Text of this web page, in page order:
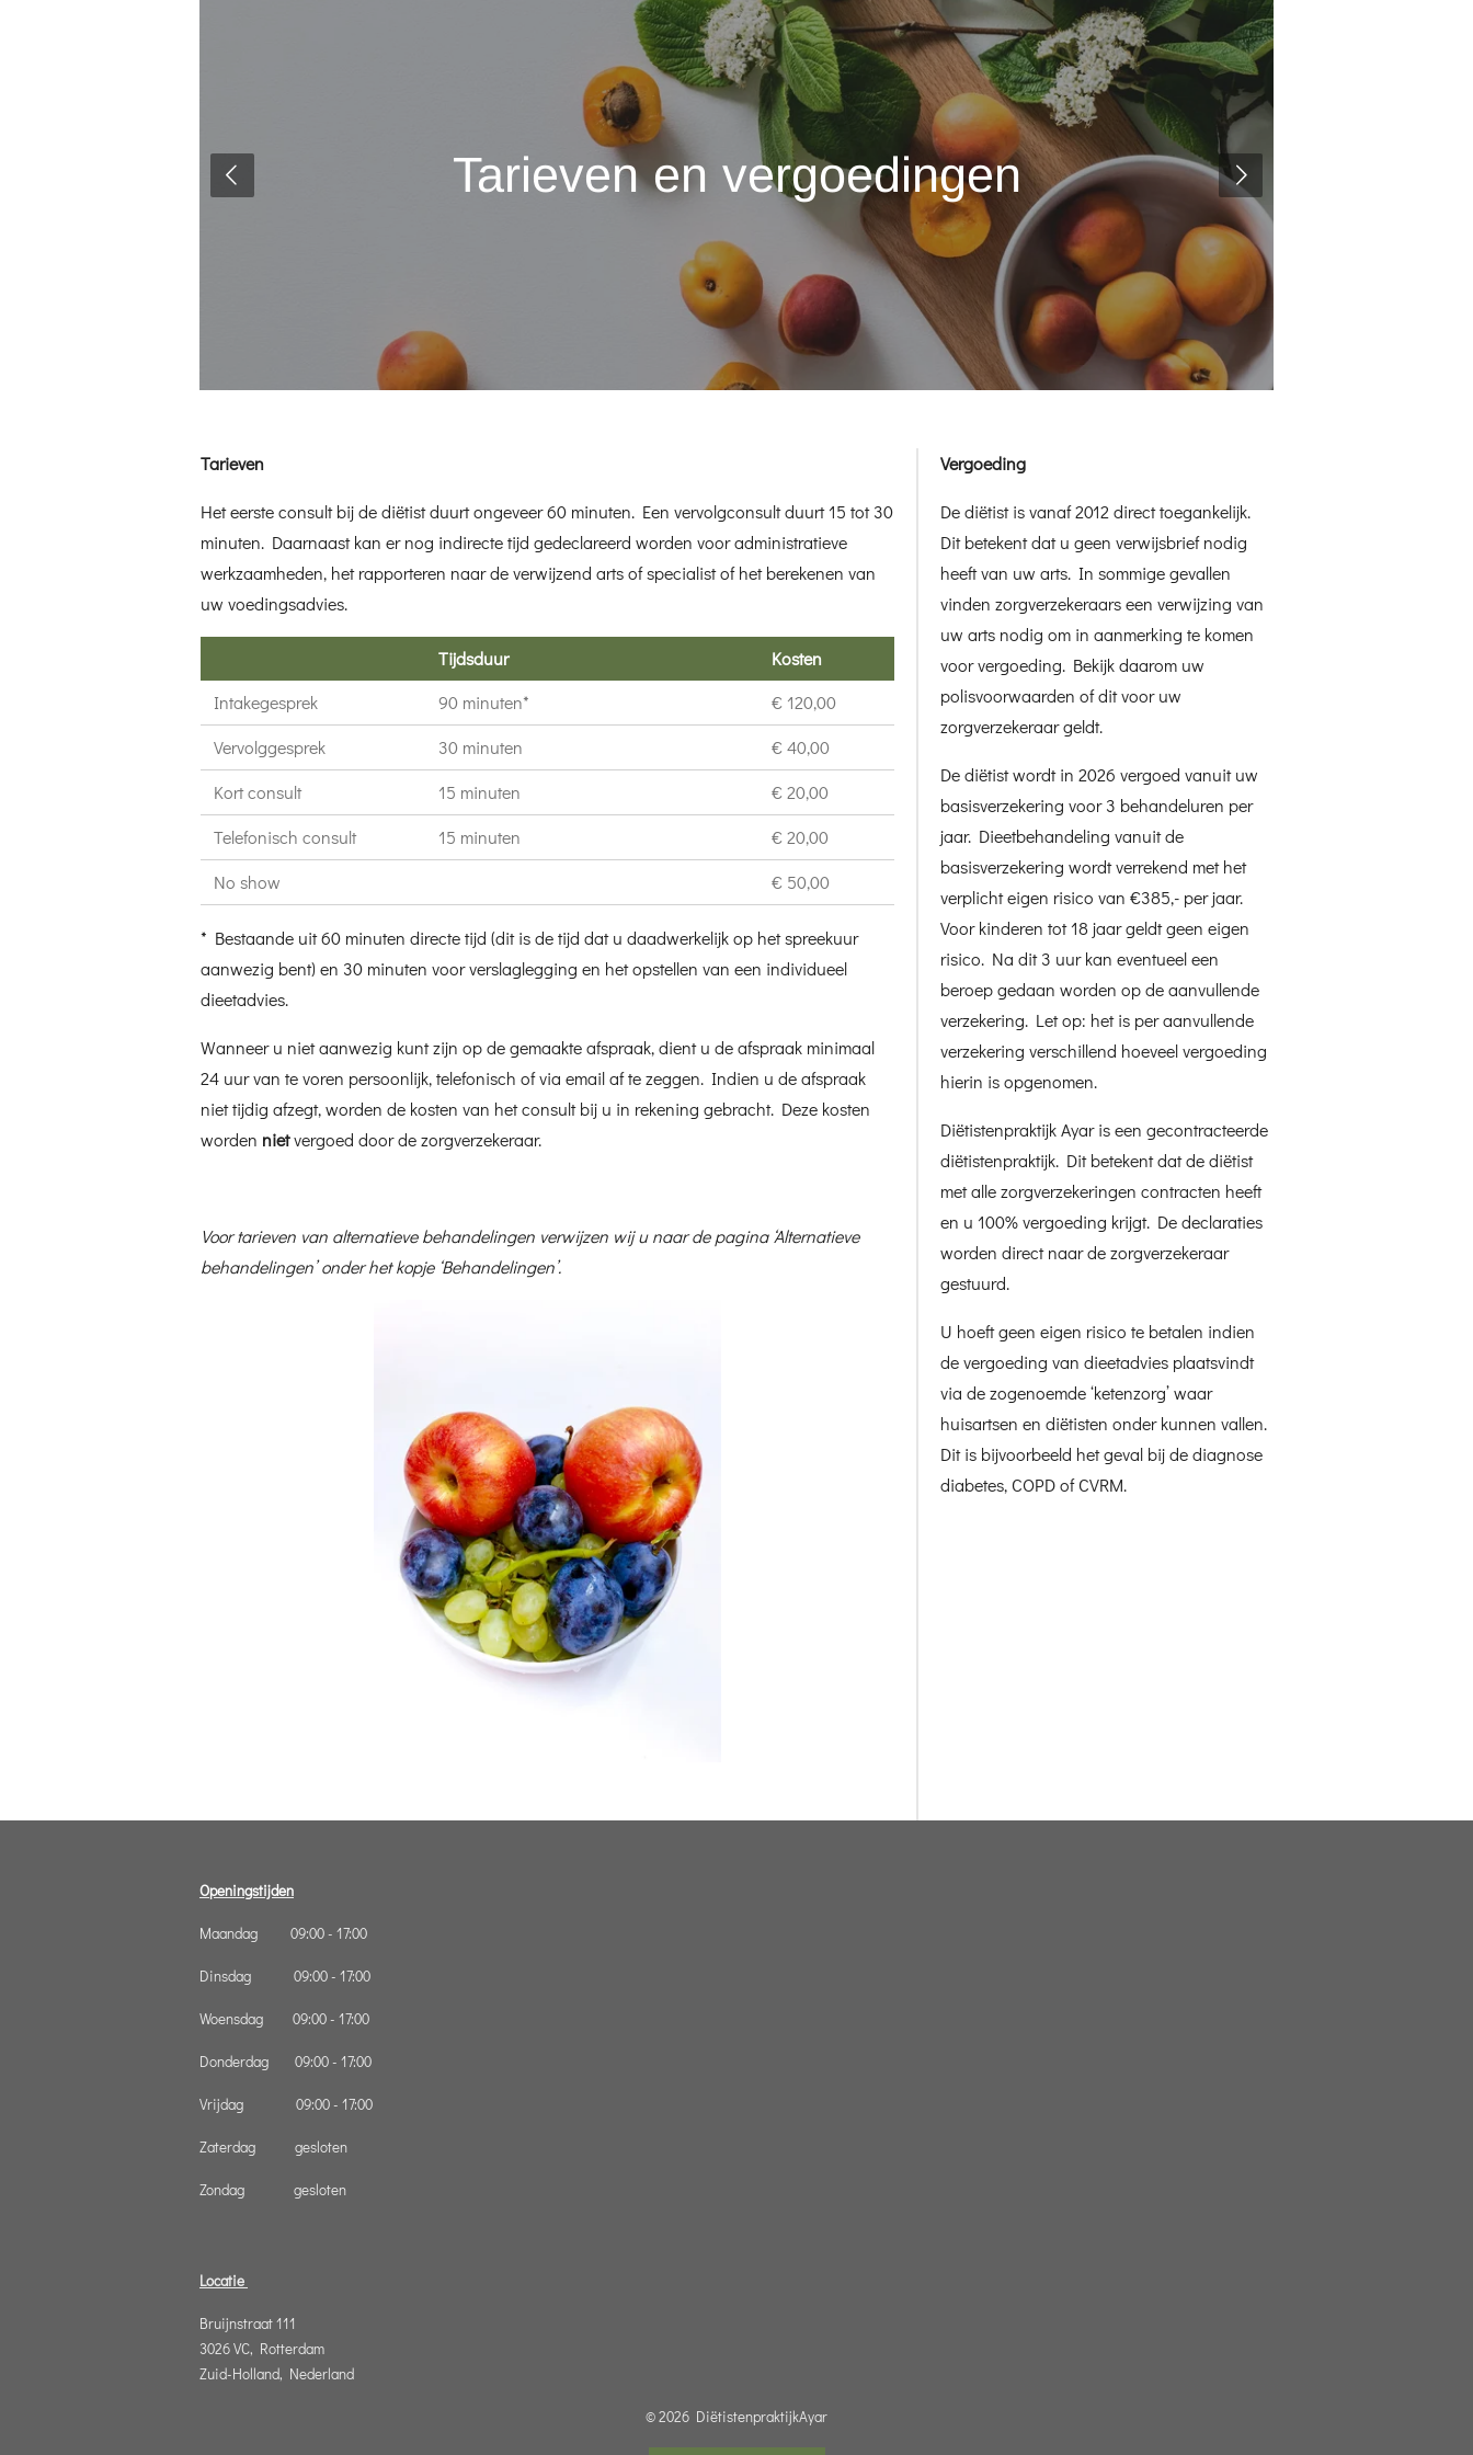
Tarieven en vergoedingen
Tarieven
Het eerste consult bij de diëtist duurt ongeveer 60 minuten. Een vervolgconsult duurt 15 tot 30
minuten. Daarnaast kan er nog indirecte tijd gedeclareerd worden voor administratieve
werkzaamheden, het rapporteren naar de verwijzend arts of specialist of het berekenen van
uw voedingsadvies.
Tijdsduur
Kosten
Intakegesprek
90 minuten*
€ 120,00
Vervolggesprek
30 minuten
€ 40,00
Kort consult
15 minuten
€ 20,00
Telefonisch consult
15 minuten
€ 20,00
No show
€ 50,00
* Bestaande uit 60 minuten directe tijd (dit is de tijd dat u daadwerkelijk op het spreekuur
aanwezig bent) en 30 minuten voor verslaglegging en het opstellen van een individueel
dieetadvies.
Wanneer u niet aanwezig kunt zijn op de gemaakte afspraak, dient u de afspraak minimaal
24 uur van te voren persoonlijk, telefonisch of via email af te zeggen. Indien u de afspraak
niet tijdig afzegt, worden de kosten van het consult bij u in rekening gebracht. Deze kosten
worden nietvergoed door de zorgverzekeraar.
Voor tarieven van alternatieve behandelingen verwijzen wij u naar de pagina ‘Alternatieve
behandelingen’ onder het kopje ‘Behandelingen’.
Vergoeding
De diëtist is vanaf 2012 direct toegankelijk.
Dit betekent dat u geen verwijsbrief nodig
heeft van uw arts. In sommige gevallen
vinden zorgverzekeraars een verwijzing van
uw arts nodig om in aanmerking te komen
voor vergoeding. Bekijk daarom uw
polisvoorwaarden of dit voor uw
zorgverzekeraar geldt.
De diëtist wordt in 2026 vergoed vanuit uw
basisverzekering voor 3 behandeluren per
jaar. Dieetbehandeling vanuit de
basisverzekering wordt verrekend met het
verplicht eigen risico van €385,- per jaar.
Voor kinderen tot 18 jaar geldt geen eigen
risico. Na dit 3 uur kan eventueel een
beroep gedaan worden op de aanvullende
verzekering. Let op: het is per aanvullende
verzekering verschillend hoeveel vergoeding
hierin is opgenomen.
Diëtistenpraktijk Ayar is een gecontracteerde
diëtistenpraktijk. Dit betekent dat de diëtist
met alle zorgverzekeringen contracten heeft
en u 100% vergoeding krijgt. De declaraties
worden direct naar de zorgverzekeraar
gestuurd.
U hoeft geen eigen risico te betalen indien
de vergoeding van dieetadvies plaatsvindt
via de zogenoemde ‘ketenzorg’ waar
huisartsen en diëtisten onder kunnen vallen.
Dit is bijvoorbeeld het geval bij de diagnose
diabetes, COPD of CVRM.
Openingstijden
Maandag 09:00 - 17:00
Dinsdag 09:00 - 17:00
Woensdag 09:00 - 17:00
Donderdag 09:00 - 17:00
Vrijdag 09:00 - 17:00
Zaterdag gesloten
Zondag gesloten
Locatie
Bruijnstraat 111
3026 VC, Rotterdam
Zuid-Holland, Nederland
© 2026 DiëtistenpraktijkAyar